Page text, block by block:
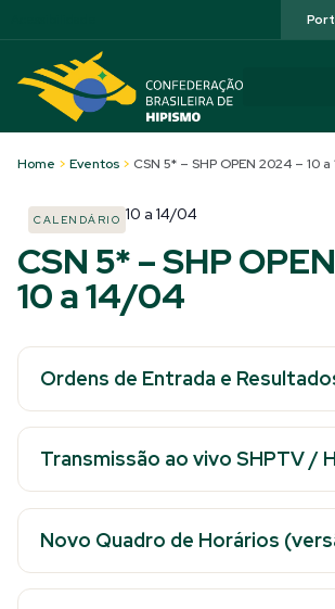
Home > Eventos > CSN 5* – SHP OPEN 2024 – 10
CALENDÁRIO 10 a 14/04
CSN 5* – SHP
10 a 14/04
Ordens de Entrada e
Transmissão ao vivo SHPTV /
Novo Quadro de Horários